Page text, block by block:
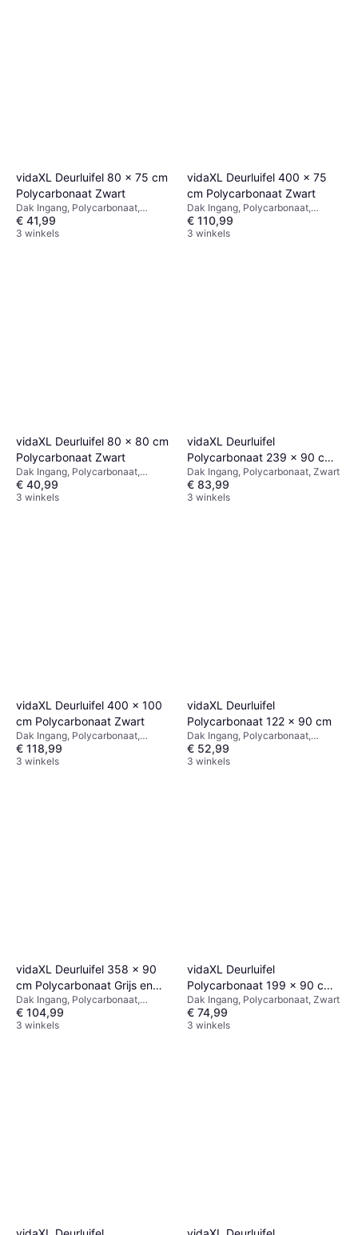
vidaXL Deurluifel 80 x 75 cm
Polycarbonaat Zwart
Dak Ingang, Polycarbonaat,
Breedte 800mm, Zwart
€ 41,99
3 winkels
vidaXL Deurluifel 400 x 75
cm Polycarbonaat Zwart
Dak Ingang, Polycarbonaat,
Breedte 800mm, Zwart
€ 110,99
3 winkels
vidaXL Deurluifel 80 x 80 cm
Polycarbonaat Zwart
Dak Ingang, Polycarbonaat,
Breedte 800mm, Transparant,
Zwart
€ 40,99
3 winkels
vidaXL Deurluifel
Polycarbonaat 239 x 90 cm
Zwart
Dak Ingang, Polycarbonaat, Zwart
€ 83,99
3 winkels
vidaXL Deurluifel 400 x 100
cm Polycarbonaat Zwart
Dak Ingang, Polycarbonaat,
Breedte 1000mm, Zwart
€ 118,99
3 winkels
vidaXL Deurluifel
Polycarbonaat 122 x 90 cm
Dak Ingang, Polycarbonaat,
Transparant, Grijs
€ 52,99
3 winkels
vidaXL Deurluifel 358 x 90
cm Polycarbonaat Grijs en
Transparant
Dak Ingang, Polycarbonaat,
Transparant, Grijs, Bruin
€ 104,99
3 winkels
vidaXL Deurluifel
Polycarbonaat 199 x 90 cm
Zwart
Dak Ingang, Polycarbonaat, Zwart
€ 74,99
3 winkels